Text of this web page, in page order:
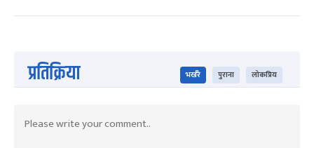
प्रतिक्रिया भर्खरै पुराना लोकप्रिय